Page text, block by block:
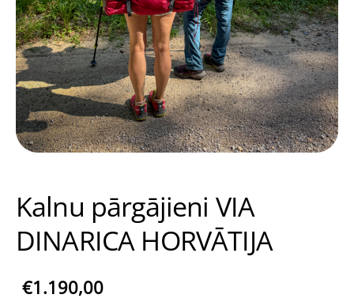
Kalnu pārgājieni VIA
DINARICA HORVĀTIJA
€1.190,00